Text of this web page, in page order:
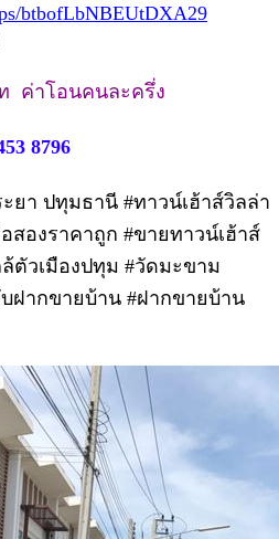
btbofLbNBEUtDXA29
ค่าโอนคนละครึ่ง
8796
ยา ปทุมธานี #ทาวน์เฮ้าส์วิลล่า
สองราคาถูก #ขายทาวน์เฮ้าส์
ตัวเมืองปทุม #วัดมะขาม
ฝากขายบ้าน #ฝากขายบ้าน